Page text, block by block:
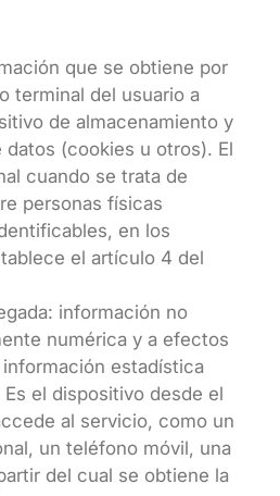
que se obtiene por
terminal del usuario a
de almacenamiento y
datos (cookies u otros). El
cuando se trata de
personas físicas
en los
el artículo 4 del
información no
numérica y a efectos
estadística
el dispositivo desde el
al servicio, como un
un teléfono móvil, una
del cual se obtiene la